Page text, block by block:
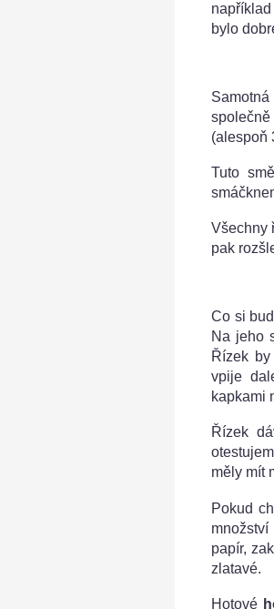
bylo
(alespoň
Tuto
Všechny
pak
Co si
Na jeho
Řízek
vpije
kapkami
Řízek
měly mít
Pokud
papír,
zlatavé.
Hotové